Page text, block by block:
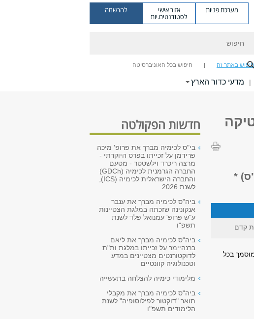
מערכת פניות אזור אישי
לסטודנטים.יות
להרשמה
חיפוש באתר זה חיפוש בכל האוניברסיטה
| מדעי כדור הארץ
קדם
בכל
חדשות הפקולטה
בי"ס לכימיה מברך את פרופ' מיכה
פרידמן על זכייתו בפרס היוקרתי -
מרצה ריכרד וילשטטר - מטעם
החברה הגרמנית לכימיה (GDCh)
והחברה הישראלית לכימיה (ICS),
לשנת 2026
ביה"ס לכימיה מברך את ענבר
אנקונינה שזכתה במלגת הצטיינות
ע"ש פרופ' עמנואל פלד לשנת
תשפ"ו
ביה"ס לכימיה מברך את ליאם
ברנהיימר על זכייתו במלגת ות"ת
לדוקטורנטים מצטיינים במדע
וטכנולוגיה קוונטיים
מלימודי כימיה להצלחה בתעשייה
ביה"ס לכימיה מברך את מקבלי
תואר "דוקטור לפילוסופיה" לשנת
הלימודים תשפ"ו